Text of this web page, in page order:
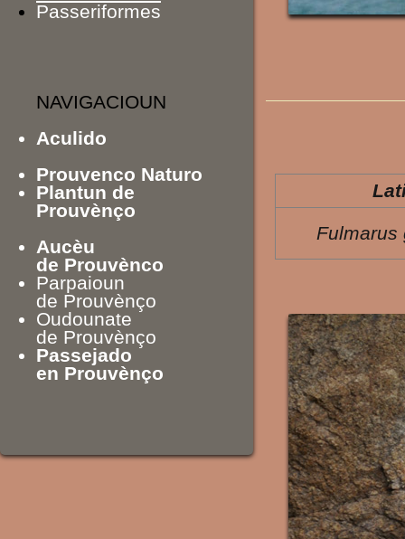
Passeriformes
NAVIGACIOUN
Aculido
Prouvenco Naturo
Plantun de
Prouvènço
Aucèu
de Prouvènco
Parpaioun
de Prouvènço
Oudounate
de Prouvènço
Passejado
en Prouvènço
Fulmarus